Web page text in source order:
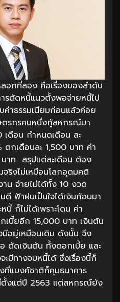
อกที่สอง คือเรื่องของลำดับ
รตัดหนี้แนวตั้งพอจ่ายหนี้ไป
ค่าธรรมเนียมก่อนแล้วค่อย
รกรคนหนึ่งกู้สหกรณ์มา
เดือน กำหนดเดือน ละ
กเดือนละ 1,500 บาท ค่า
าท สรุปแต่ละเดือน ต้อง
ริงไม่เหมือนโลกอุดมคติ
าน จ่ายไม่ได้ทั้ง 10 งวด
ฟ้าฝนเป็นใจได้เงินก้อนมา
นี้ ก็ไม่ได้เพราะโดน ค่า
เบี้ยอีก 15,000 บาท เงินต้น
อยู่เหมือนเดิม ดังนั้น จึง
ตัดเงินต้น ทั้งดอกเบี้ย และ
ะมีทางจบหนี้ได้ ซึ่งเรื่องนี้ก็
งที่แบงค์ชาติก็คุมธนาคาร
งแต่ปี 2563 แต่สหกรณ์ยัง